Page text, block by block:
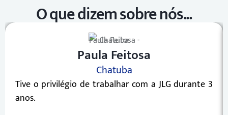
O que dizem sobre nós...
Paula Feitosa
Chatuba
Tive o privilégio de trabalhar com a JLG durante 3
anos.